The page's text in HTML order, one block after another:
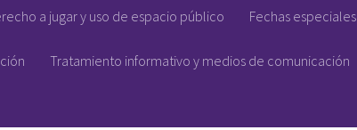
a jugar y uso de espacio público Fechas especiales
Tratamiento informativo y medios de comunicación